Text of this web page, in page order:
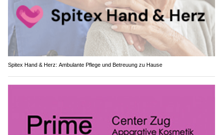
Spitex Hand & Herz: Ambulante Pflege und Betreuung zu Hause